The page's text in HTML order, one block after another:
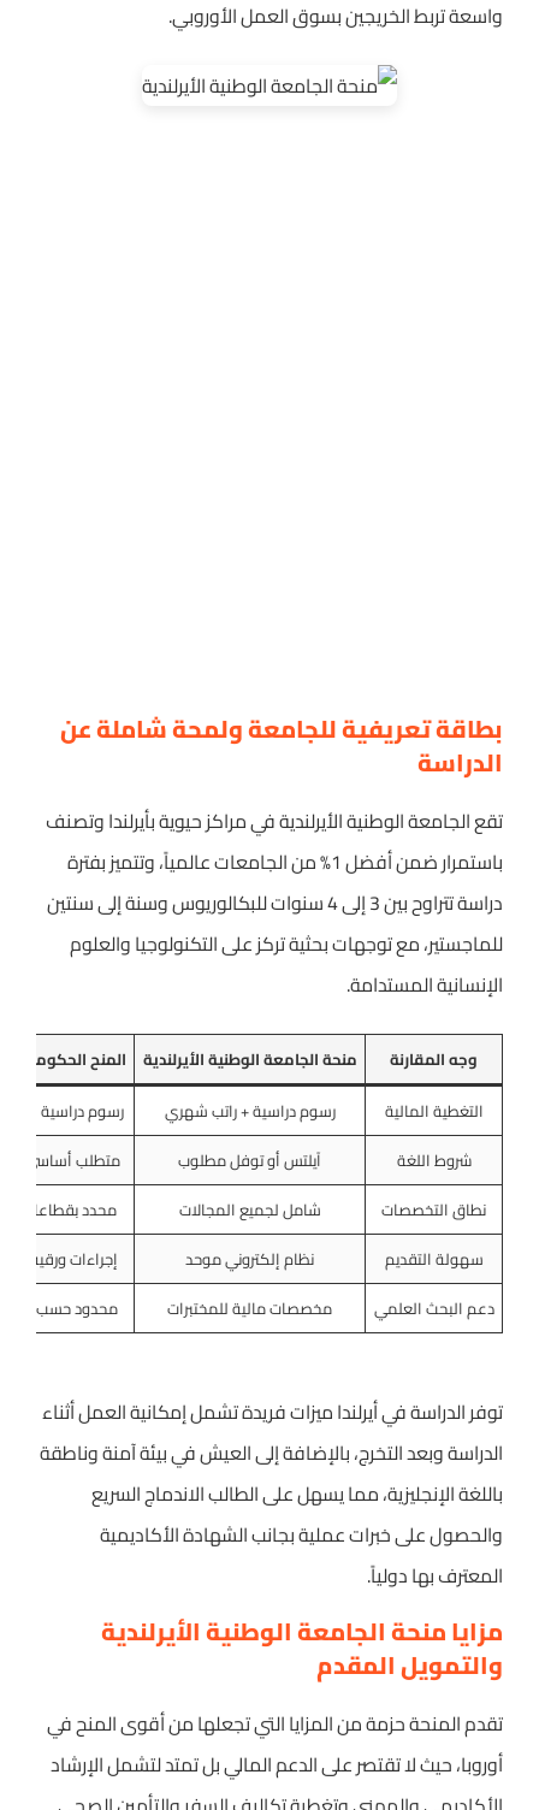
واسعة تربط الخريجين بسوق العمل الأوروبي.
بطاقة تعريفية للجامعة ولمحة شاملة عن
الدراسة
تقع الجامعة الوطنية الأيرلندية في مراكز حيوية بأيرلندا وتصنف
باستمرار ضمن أفضل 1% من الجامعات عالمياً، وتتميز بفترة
دراسة تتراوح بين 3 إلى 4 سنوات للبكالوريوس وسنة إلى سنتين
للماجستير، مع توجهات بحثية تركز على التكنولوجيا والعلوم
الإنسانية المستدامة.
وجه المقارنة منحة الجامعة الوطنية الأيرلندية
المنح الحكومية
التغطية المالية
رسوم دراسية + راتب شهري
رسوم دراسية فقط
شروط اللغة
آيلتس أو توفل مطلوب
متطلب أساسي
نطاق التخصصات
شامل لجميع المجالات
محدد بقطاعات
سهولة التقديم
نظام إلكتروني موحد
إجراءات ورقية
دعم البحث العلمي
مخصصات مالية للمختبرات محدود حسب
توفر الدراسة في أيرلندا ميزات فريدة تشمل إمكانية العمل أثناء
الدراسة وبعد التخرج، بالإضافة إلى العيش في بيئة آمنة وناطقة
باللغة الإنجليزية، مما يسهل على الطالب الاندماج السريع
والحصول على خبرات عملية بجانب الشهادة الأكاديمية
المعترف بها دولياً.
مزايا منحة الجامعة الوطنية الأيرلندية
والتمويل المقدم
تقدم المنحة حزمة من المزايا التي تجعلها من أقوى المنح في
أوروبا، حيث لا تقتصر على الدعم المالي بل تمتد لتشمل الإرشاد